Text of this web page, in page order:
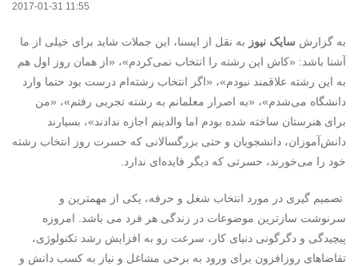
2017-01-31 11:55
به گزارش سایک نیوز به نقل از ایسنا، این جملات شاید برای خیلی از ما
آشنا باشد: «کاش این رشته را انتخاب نمی‌کردم»، «از همان روز اول هم
به این رشته علاقمند نبودم»، «اگر انتخاب رشته‌ام درست بود حتما وارد
دانشگاه می‌شدم»، «به اصرار معلمانم به رشته تجربی رفتم»، «من
برای هنرستان‌ ساخته شده بودم اما والدینم اجازه ندادند»، بسیارند
دانش‌آموزان، دانشجویان و حتی بزرگسالانی که حسرت روز انتخاب رشته
خود را می‌خورند، حسرتی که دیگر فایده‌ای ندارد.
تصمیم گیری در مورد انتخاب شغل و حرفه، یکی از مهمترین و
سرنوشت سازترین موضوعات در زندگی هر فرد می باشد. امروزه
پیچیدگی و دگرگونی دنیای کار، سرعت رو به افزایش رشد تکنولوژی،
تقاضاهای روزافزون برای ورود به برخی مشاغل و نیاز به کسب دانش و